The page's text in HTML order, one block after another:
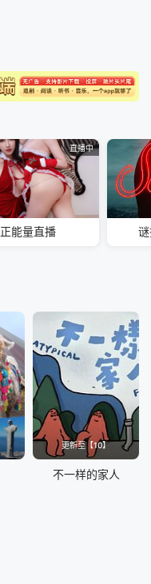
直播中
正能量直播
更新至【10】
不一样的家人